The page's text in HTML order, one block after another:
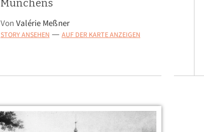
Münchens
Von Valérie Meßner
STORY ANSEHEN — AUF DER KARTE ANZEIGEN